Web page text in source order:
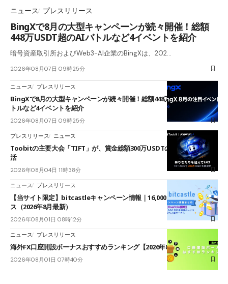
ニュース プレスリリース
BingXで8月の大型キャンペーンが続々開催！総額
448万USDT超のAIバトルなど4イベントを紹介
暗号資産取引所およびWeb3-AI企業のBingXは、202…
2026年08月07日 09時25分
ニュース プレスリリース
BingXで8月の大型キャンペーンが続々開催！総額448万USDT超のAIバ
トルなど4イベントを紹介
2026年08月07日 09時25分
プレスリリース ニュース
Toobitの主要大会「TIFT」が、賞金総額300万USDTのレースとして復
活
2026年08月04日 11時38分
ニュース プレスリリース
【当サイト限定】bitcastleキャンペーン情報｜16,000円口座開設ボーナ
ス（2026年8月最新）
2026年08月01日 08時12分
ニュース プレスリリース
海外FX口座開設ボーナスおすすめランキング【2026年8月最新】
2026年08月01日 07時40分